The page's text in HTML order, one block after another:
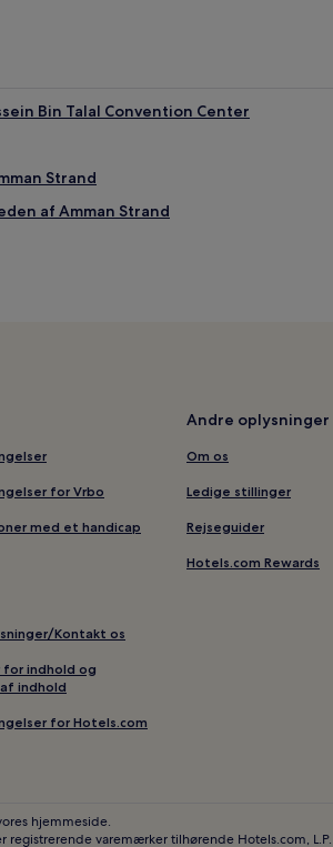
Bin Talal Convention Center
Strand
af Amman Strand
for Vrbo
med et handicap
Kontakt os
for indhold og
indhold
for Hotels.com
Andre oplysninger
Om os
Ledige stillinger
Rejseguider
Hotels.com Rewards
hjemmeside.
varemærker tilhørende Hotels.com, L.P.